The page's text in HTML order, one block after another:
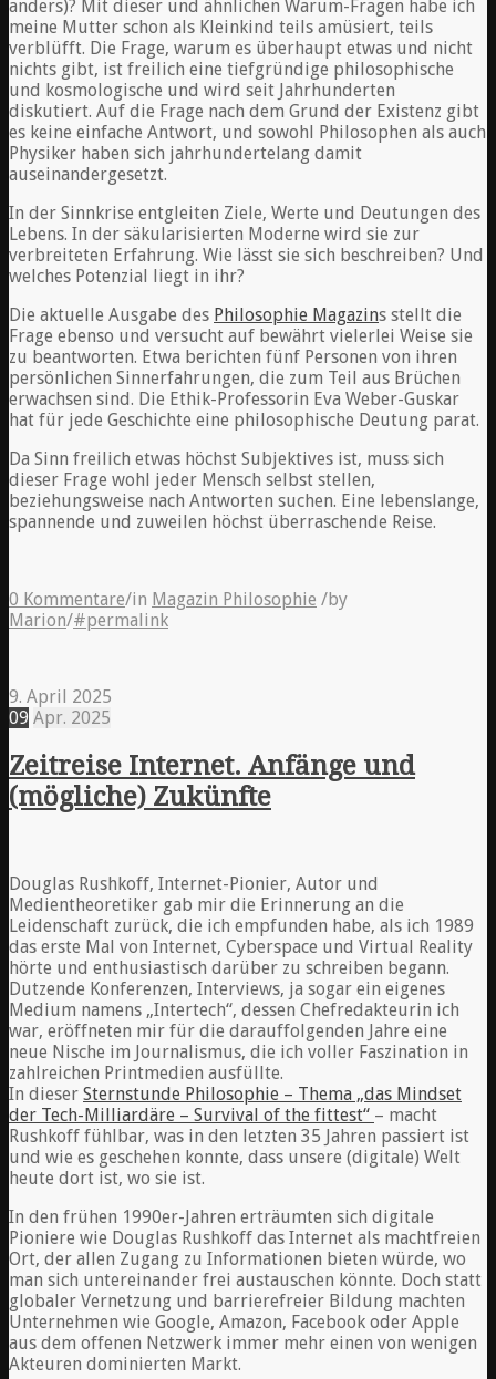
anders)? Mit dieser und ähnlichen Warum-Fragen habe ich
meine Mutter schon als Kleinkind teils amüsiert, teils
verblüfft. Die Frage, warum es überhaupt etwas und nicht
nichts gibt, ist freilich eine tiefgründige philosophische
und kosmologische und wird seit Jahrhunderten
diskutiert. Auf die Frage nach dem Grund der Existenz gibt
es keine einfache Antwort, und sowohl Philosophen als auch
Physiker haben sich jahrhundertelang damit
auseinandergesetzt.
In der Sinnkrise entgleiten Ziele, Werte und Deutungen des
Lebens. In der säkularisierten Moderne wird sie zur
verbreiteten Erfahrung. Wie lässt sie sich beschreiben? Und
welches Potenzial liegt in ihr?
Die aktuelle Ausgabe des Philosophie Magazins stellt die
Frage ebenso und versucht auf bewährt vielerlei Weise sie
zu beantworten. Etwa berichten fünf Personen von ihren
persönlichen Sinnerfahrungen, die zum Teil aus Brüchen
erwachsen sind. Die Ethik-Professorin Eva Weber-Guskar
hat für jede Geschichte eine philosophische Deutung parat.
Da Sinn freilich etwas höchst Subjektives ist, muss sich
dieser Frage wohl jeder Mensch selbst stellen,
beziehungsweise nach Antworten suchen. Eine lebenslange,
spannende und zuweilen höchst überraschende Reise.
0 Kommentare/in Magazin Philosophie /by
Marion/#permalink
9. April 2025
09 Apr. 2025
Zeitreise Internet. Anfänge und
(mögliche) Zukünfte
Douglas Rushkoff, Internet-Pionier, Autor und
Medientheoretiker gab mir die Erinnerung an die
Leidenschaft zurück, die ich empfunden habe, als ich 1989
das erste Mal von Internet, Cyberspace und Virtual Reality
hörte und enthusiastisch darüber zu schreiben begann.
Dutzende Konferenzen, Interviews, ja sogar ein eigenes
Medium namens „Intertech“, dessen Chefredakteurin ich
war, eröffneten mir für die darauffolgenden Jahre eine
neue Nische im Journalismus, die ich voller Faszination in
zahlreichen Printmedien ausfüllte.
In dieser Sternstunde Philosophie – Thema „das Mindset
der Tech-Milliardäre – Survival of the fittest“ – macht
Rushkoff fühlbar, was in den letzten 35 Jahren passiert ist
und wie es geschehen konnte, dass unsere (digitale) Welt
heute dort ist, wo sie ist.
In den frühen 1990er-Jahren erträumten sich digitale
Pioniere wie Douglas Rushkoff das Internet als machtfreien
Ort, der allen Zugang zu Informationen bieten würde, wo
man sich untereinander frei austauschen könnte. Doch statt
globaler Vernetzung und barrierefreier Bildung machten
Unternehmen wie Google, Amazon, Facebook oder Apple
aus dem offenen Netzwerk immer mehr einen von wenigen
Akteuren dominierten Markt.